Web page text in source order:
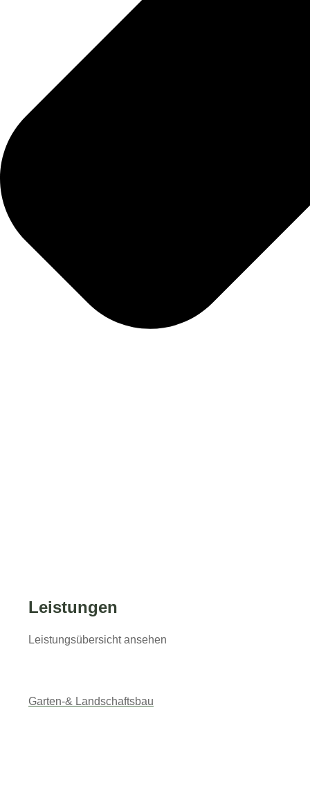
Leistungen
Leistungsübersicht ansehen
Garten-& Landschaftsbau